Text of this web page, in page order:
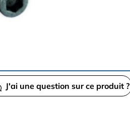
J'ai une question sur ce produit ?